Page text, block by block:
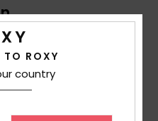
score
TO ROXY
country